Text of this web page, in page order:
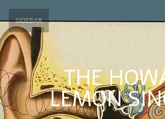
SIDEBAR
THE
LEMON